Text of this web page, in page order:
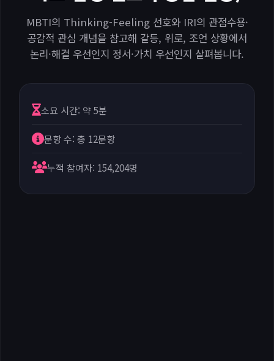
MBTI의 Thinking-Feeling 선호와 IRI의 관점수용·
공감적 관심 개념을 참고해 갈등, 위로, 조언 상황에서
논리·해결 우선인지 정서·가치 우선인지 살펴봅니다.
소요 시간: 약 5분
문항 수: 총 12문항
누적 참여자: 154,204명